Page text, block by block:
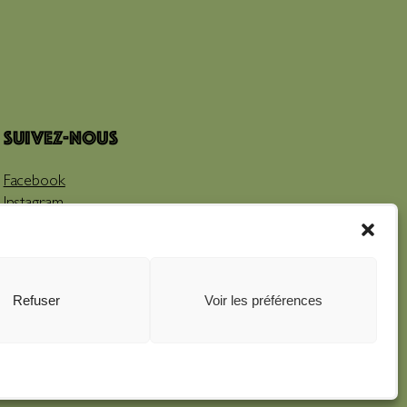
Refuser Voir les préférences
Suivez-nous
Facebook
Instagram